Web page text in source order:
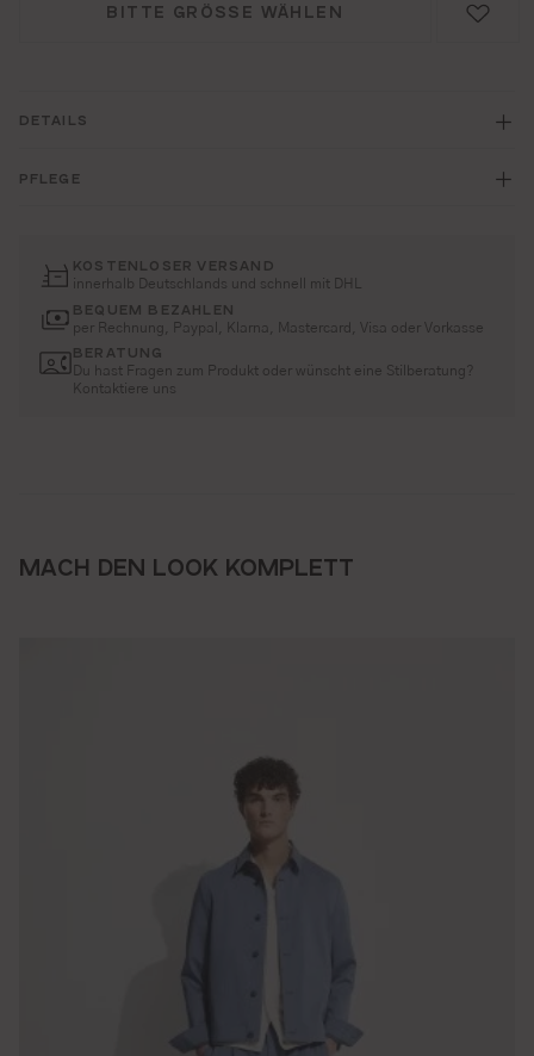
BITTE GRÖSSE WÄHLEN
DETAILS
PFLEGE
KOSTENLOSER VERSAND
innerhalb Deutschlands und schnell mit DHL
BEQUEM BEZAHLEN
per Rechnung, Paypal, Klarna, Mastercard, Visa oder Vorkasse
BERATUNG
Du hast Fragen zum Produkt oder wünscht eine Stilberatung?
Kontaktiere uns
MACH DEN LOOK KOMPLETT